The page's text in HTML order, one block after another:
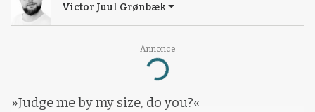
Annonce
Loading...
Victor Juul Grønbæk
»Judge me by my size, do you?«